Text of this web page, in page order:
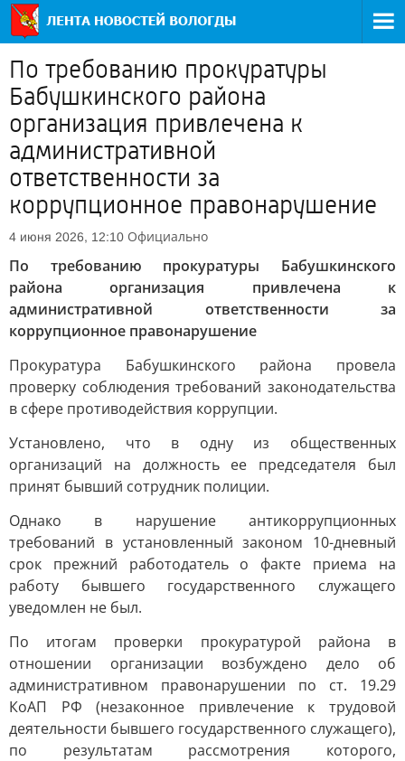
По требованию прокуратуры
Бабушкинского района
организация привлечена к
административной
ответственности за
коррупционное правонарушение
4 июня 2026, 12:10 Официально
По требованию прокуратуры Бабушкинского
района организация привлечена к
административной ответственности за
коррупционное правонарушение
Прокуратура Бабушкинского района провела
проверку соблюдения требований законодательства
в сфере противодействия коррупции.
Установлено, что в одну из общественных
организаций на должность ее председателя был
принят бывший сотрудник полиции.
Однако в нарушение антикоррупционных
требований в установленный законом 10-дневный
срок прежний работодатель о факте приема на
работу бывшего государственного служащего
уведомлен не был.
По итогам проверки прокуратурой района в
отношении организации возбуждено дело об
административном правонарушении по ст. 19.29
КоАП РФ (незаконное привлечение к трудовой
деятельности бывшего государственного служащего),
по результатам рассмотрения которого,